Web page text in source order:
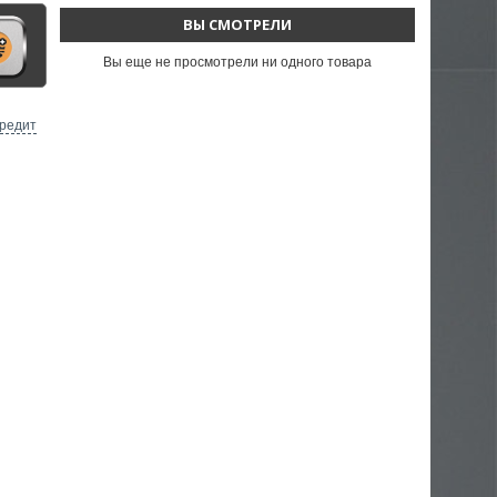
ВЫ СМОТРЕЛИ
Вы еще не просмотрели ни одного товара